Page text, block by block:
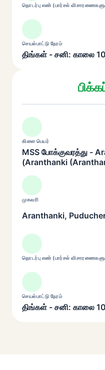
தொடர்பு எண் (பார்சல்
செயல்பாட்டு நேரம்
திங்கள் - சனி: காலை
கிளை பெயர்
MSS போக்குவரத்து -
(Aranthanki
முகவரி
Aranthanki,
தொடர்பு எண் (பார்சல்
செயல்பாட்டு நேரம்
திங்கள் - சனி: காலை